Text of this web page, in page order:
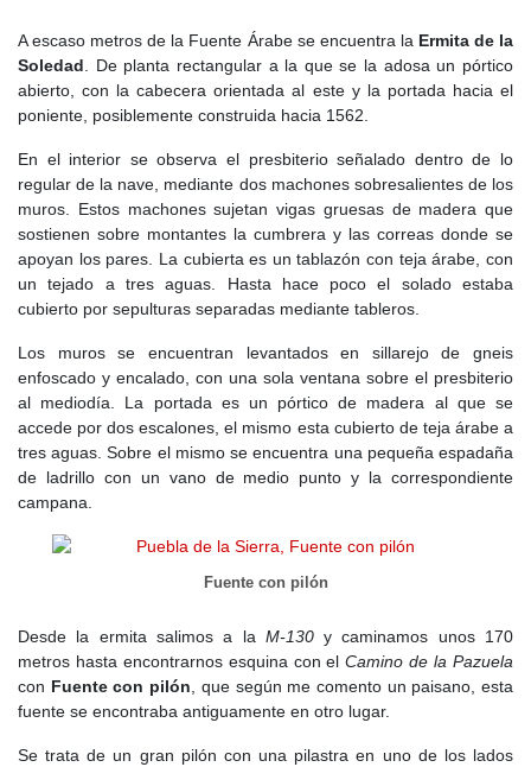
A escaso metros de la Fuente Árabe se encuentra la Ermita de la
Soledad. De planta rectangular a la que se la adosa un pórtico
abierto, con la cabecera orientada al este y la portada hacia el
poniente, posiblemente construida hacia 1562.
En el interior se observa el presbiterio señalado dentro de lo
regular de la nave, mediante dos machones sobresalientes de los
muros. Estos machones sujetan vigas gruesas de madera que
sostienen sobre montantes la cumbrera y las correas donde se
apoyan los pares. La cubierta es un tablazón con teja árabe, con
un tejado a tres aguas. Hasta hace poco el solado estaba
cubierto por sepulturas separadas mediante tableros.
Los muros se encuentran levantados en sillarejo de gneis
enfoscado y encalado, con una sola ventana sobre el presbiterio
al mediodía. La portada es un pórtico de madera al que se
accede por dos escalones, el mismo esta cubierto de teja árabe a
tres aguas. Sobre el mismo se encuentra una pequeña espadaña
de ladrillo con un vano de medio punto y la correspondiente
campana.
Fuente con pilón
Desde la ermita salimos a la M-130y caminamos unos 170
metros hasta encontrarnos esquina con elCamino de la Pazuela
con Fuente con pilón, que según me comento un paisano, esta
fuente se encontraba antiguamente en otro lugar.
Se trata de un gran pilón con una pilastra en uno de los lados